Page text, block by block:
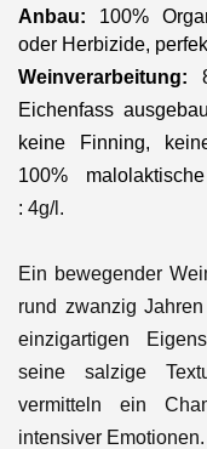
Anbau: 100%
oder Herbizide,
Weinverarbeitung:
Eichenfass
keine Finning,
100%
: 4g/l.
Ein bewegender
rund zwanzig
einzigartigen
seine salzige
vermitteln ein
intensiver Emotionen.